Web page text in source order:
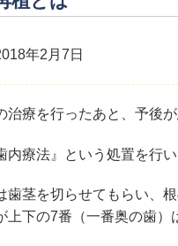
年2月7日
治療を行ったあと、予後
内療法』という処置を行い
歯茎を切らせてもらい、
上下の7番（一番奥の歯）